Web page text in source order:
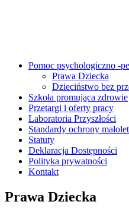
Pomoc psychologiczno -
Prawa Dziecka
Dzieciństwo bez
Szkoła promująca zdrowie
Przetargi i oferty pracy
Laboratoria Przyszłości
Standardy ochrony
Statuty
Deklaracja Dostępności
Polityka prywatności
Kontakt
Prawa Dziecka